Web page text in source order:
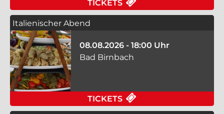
TICKETS
Italienischer Abend
08.08.2026 - 18:00 Uhr
Bad Birnbach
TICKETS